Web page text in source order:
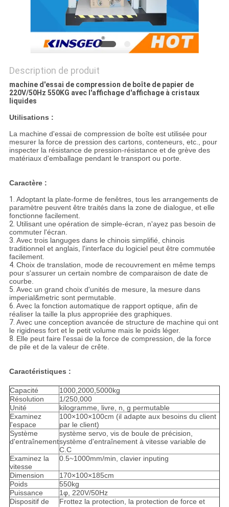
Description de produit
machine d'essai de compression de boîte de papier de
220V/50Hz 550KG avec l'affichage d'affichage à cristaux
liquides
Utilisations :
La machine d'essai de compression de boîte est utilisée pour
mesurer la force de pression des cartons, conteneurs, etc., pour
inspecter la résistance de pression-résistance et de grève des
matériaux d'emballage pendant le transport ou porte.
Caractère :
1. Adoptant la plate-forme de fenêtres, tous les arrangements de
paramètre peuvent être traités dans la zone de dialogue, et elle
fonctionne facilement.
2. Utilisant une opération de simple-écran, n'ayez pas besoin de
commuter l'écran.
3. Avec trois languges dans le chinois simplifié, chinois
traditionnel et anglais, l'interface du logiciel peut être commutée
facilement.
4. Choix de translation, mode de recouvrement en même temps
pour s'assurer un certain nombre de comparaison de date de
courbe.
5. Avec un grand choix d'unités de mesure, la mesure dans
imperial&metric sont permutable.
6. Avec la fonction automatique de rapport optique, afin de
réaliser la taille la plus appropriée des graphiques.
7. Avec une conception avancée de structure de machine qui ont
le rigidness fort et le petit volume mais le poids léger.
8. Elle peut faire l'essai de la force de compression, de la force
de pile et de la valeur de crête.
Caractéristiques :
Capacité
1000,2000,5000kg
Résolution
1/250,000
Unité
kilogramme, livre, n, g permutable
Examinez
l'espace
100×100×100cm (il adapte aux besoins du client
par le client)
Système
d'entraînement
système servo, vis de boule de précision,
système d'entraînement à vitesse variable de
C.C
Examinez la
vitesse
0.5~1000mm/min, clavier inputing
Dimension
170×100×185cm
Poids
550kg
Puissance
1φ, 220V/50Hz
Dispositif de
Frottez la protection, la protection de force et